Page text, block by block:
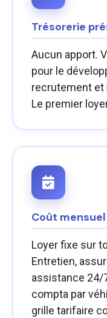
Trésorerie
Aucun apport.
pour le
recrutement
Le premier
Coût
Loyer fixe sur
Entretien,
assistance 24/
compta par
grille tarifaire